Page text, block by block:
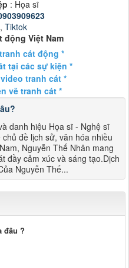
: Họa sĩ
, Tiktok
động Việt Nam
cát động *
tại các sự kiện *
tranh cát *
vẽ tranh cát *
danh hiệu Họa sĩ - Nghệ sĩ
đề lịch sử, văn hóa nhiều
Nguyễn Thế Nhân mang
đầy cảm xúc và sáng tạo.Dịch
Nguyễn Thế...
đâu ?